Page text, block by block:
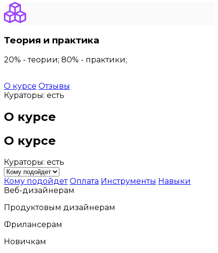
Теория и практика
20% - теории; 80% - практики;
О курсе Отзывы
Кураторы: есть
О курсе
О курсе
Кураторы: есть
Кому подойдет Оплата Инструменты Навыки
Веб-дизайнерам
Продуктовым дизайнерам
Фрилансерам
Новичкам